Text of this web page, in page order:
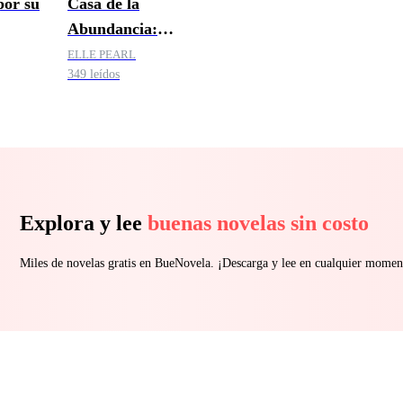
su
Casa de la
Abundancia:
Colección de tabúes
familiares
ELLE PEARL
349 leídos
Explora y lee buenas novelas sin costo
Miles de novelas gratis en BueNovela. ¡Descarga y lee en cualquier